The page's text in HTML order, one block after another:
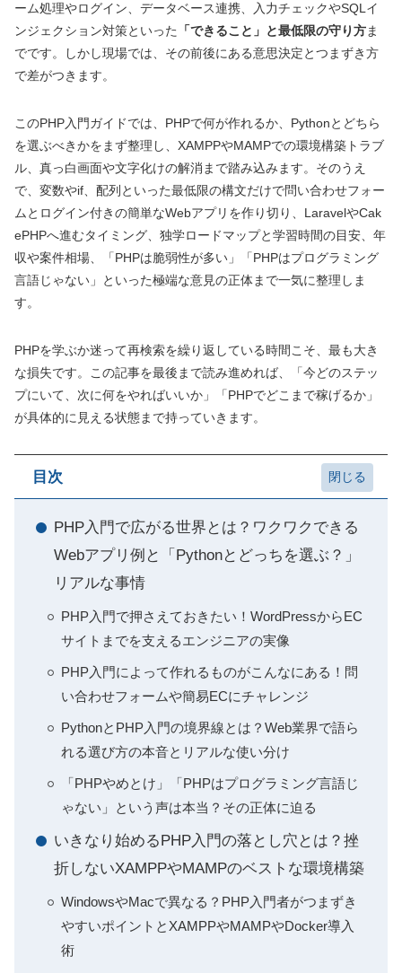
ーム処理やログイン、データベース連携、入力チェックやSQLイ
ンジェクション対策といった
「できること」と最低限の守り方ま
でです。しかし現場では、その前後にある意思決定とつまずき方
で差がつきます。
このPHP入門ガイドでは、PHPで何が作れるか、Pythonとどちら
を選ぶべきかをまず整理し、XAMPPやMAMPでの環境構築トラブ
ル、真っ白画面や文字化けの解消まで踏み込みます。そのうえ
で、変数やif、配列といった最低限の構文だけで問い合わせフォー
ムとログイン付きの簡単なWebアプリを作り切り、LaravelやCak
ePHPへ進むタイミング、独学ロードマップと学習時間の目安、年
収や案件相場、「PHPは脆弱性が多い」「PHPはプログラミング
言語じゃない」といった極端な意見の正体まで一気に整理しま
す。
PHPを学ぶか迷って再検索を繰り返している時間こそ、最も大き
な損失です。この記事を最後まで読み進めれば、「今どのステッ
プにいて、次に何をやればいいか」「PHPでどこまで稼げるか」
が具体的に見える状態まで持っていきます。
目次
PHP入門で広がる世界とは？ワクワクできる
Webアプリ例と「Pythonとどっちを選ぶ？」
リアルな事情
PHP入門で押さえておきたい！WordPressからEC
サイトまでを支えるエンジニアの実像
PHP入門によって作れるものがこんなにある！問
い合わせフォームや簡易ECにチャレンジ
PythonとPHP入門の境界線とは？Web業界で語ら
れる選び方の本音とリアルな使い分け
「PHPやめとけ」「PHPはプログラミング言語じ
ゃない」という声は本当？その正体に迫る
いきなり始めるPHP入門の落とし穴とは？挫
折しないXAMPPやMAMPのベストな環境構築
WindowsやMacで異なる？PHP入門者がつまずき
やすいポイントとXAMPPやMAMPやDocker導入
術